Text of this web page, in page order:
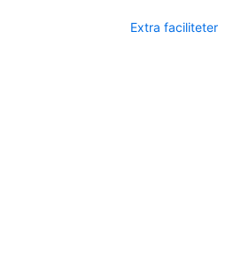
Extra faciliteter